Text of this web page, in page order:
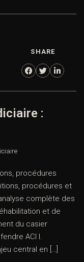
SHARE
:
procédures
procédures et
complète des
et de
du casier
ACI I.
central en […]